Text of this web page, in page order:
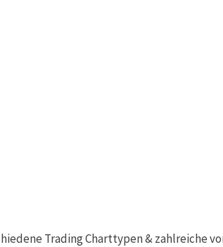
Trading Charttypen & zahlreiche